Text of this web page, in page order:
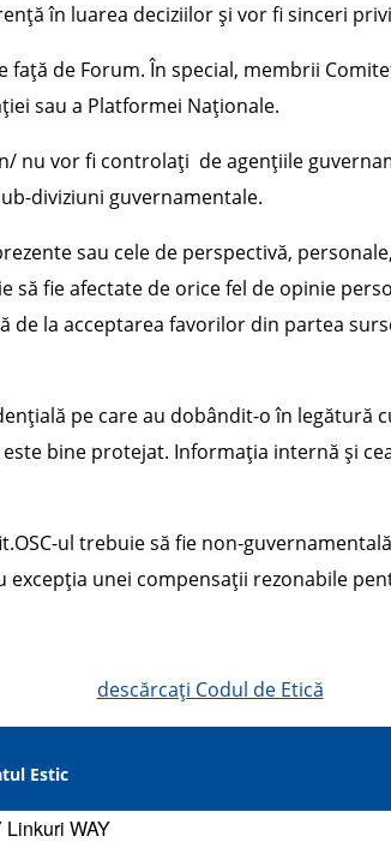
în luarea deciziilor și vor fi sinceri
față de Forum. În special, membrii
sau a Platformei Naționale.
nu vor fi controlați de agențiile
diviziuni guvernamentale.
sau cele de perspectivă,
fie afectate de orice fel de opinie
la acceptarea favorilor din partea
pe care au dobândit-o în legătură
bine protejat. Informația internă și
ul trebuie să fie non-
unei compensații rezonabile
descărcați Codul de Etică
Estic
Linkuri WAY